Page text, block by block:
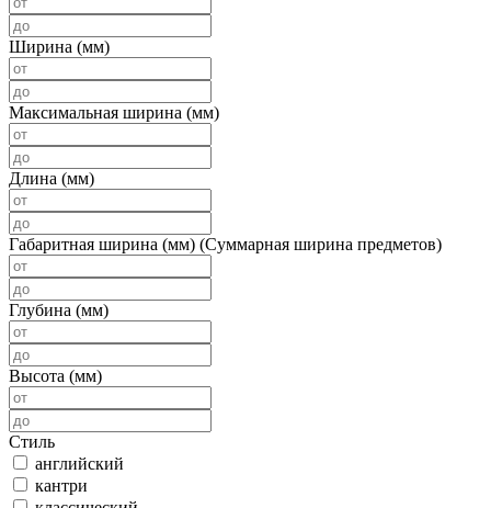
Ширина (мм)
Максимальная ширина (мм)
Длина (мм)
Габаритная ширина (мм) (Суммарная ширина предметов)
Глубина (мм)
Высота (мм)
Стиль
английский
кантри